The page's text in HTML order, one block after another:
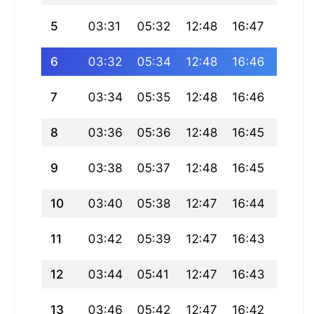
5 03:31 05:32 12:48 16:47
6 03:32 05:34 12:48 16:46
7 03:34 05:35 12:48 16:46
8 03:36 05:36 12:48 16:45
9 03:38 05:37 12:48 16:45
10 03:40 05:38 12:47 16:44
11 03:42 05:39 12:47 16:43
12 03:44 05:41 12:47 16:43
13 03:46 05:42 12:47 16:42